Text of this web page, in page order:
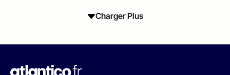
Charger Plus